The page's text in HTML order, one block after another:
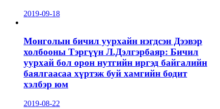
2019-09-18
Монголын бичил уурхайн нэгдсэн Дээвэр
холбооны Тэргүүн Л.Дэлгэрбаяр: Бичил
уурхай бол орон нутгийн иргэд байгалийн
баялгаасаа хүртэж буй хамгийн бодит
хэлбэр юм
2019-08-22